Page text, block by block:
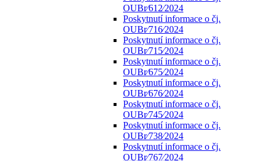
OUBr⁄612⁄2024
Poskytnutí informace o čj.
OUBr⁄716⁄2024
Poskytnutí informace o čj.
OUBr⁄715⁄2024
Poskytnutí informace o čj.
OUBr⁄675⁄2024
Poskytnutí informace o čj.
OUBr⁄676⁄2024
Poskytnutí informace o čj.
OUBr⁄745⁄2024
Poskytnutí informace o čj.
OUBr⁄738⁄2024
Poskytnutí informace o čj.
OUBr⁄767⁄2024